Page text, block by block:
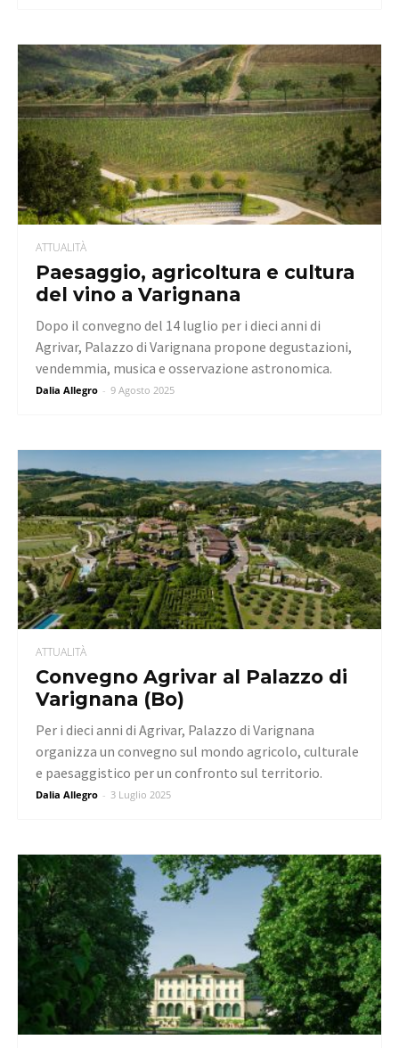
ATTUALITÀ
Paesaggio, agricoltura e cultura
del vino a Varignana
Dalia Allegro - 9 Agosto 2025
Dopo il convegno del 14 luglio per i dieci anni di
Agrivar, Palazzo di Varignana propone degustazioni,
vendemmia, musica e osservazione astronomica.
ATTUALITÀ
Convegno Agrivar al Palazzo di
Varignana (Bo)
Dalia Allegro - 3 Luglio 2025
Per i dieci anni di Agrivar, Palazzo di Varignana
organizza un convegno sul mondo agricolo, culturale
e paesaggistico per un confronto sul territorio.